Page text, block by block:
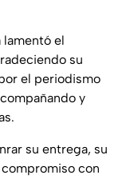
lamentó el
su
el periodismo
y
su entrega, su
con